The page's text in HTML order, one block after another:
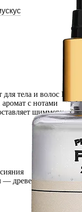
тела и волос Press
с нотами
шиммерное
— древесный,